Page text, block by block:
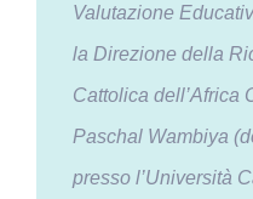
Valutazione
la Direzione della
Cattolica dell’Africa
Paschal Wambiya
presso l’Università